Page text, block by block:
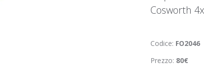
Cosworth
Codice: FO2046
Prezzo: 80€